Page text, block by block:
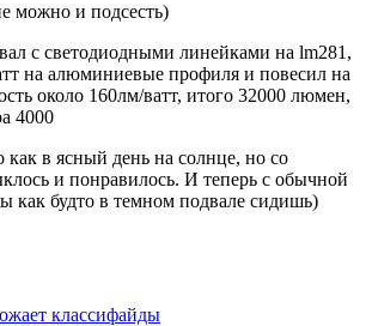
можно и подсесть)
с светодиодными линейками на lm281,
на алюминиевые профиля и повесил на
около 160лм/ватт, итого 32000 люмен,
4000
в ясный день на солнце, но со
и понравилось. И теперь с обычной
как будто в темном подвале сидишь)
классифайды